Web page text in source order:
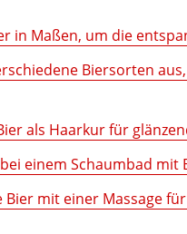
in Maßen, um die
Biersorten
als Haarkur für
einem Schaumbad
Bier mit einer Massage